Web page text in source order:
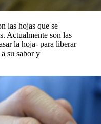
las hojas que se
Actualmente son las
la hoja- para liberar
su sabor y